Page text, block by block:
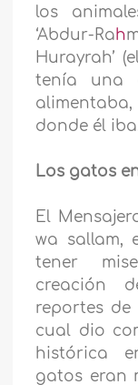
los
‘Abdur-Rah
Hurayrah’
tenía una
donde él
Los gatos
El
wa sallam,
tener
creación
reportes
cual dio
histórica
gatos eran